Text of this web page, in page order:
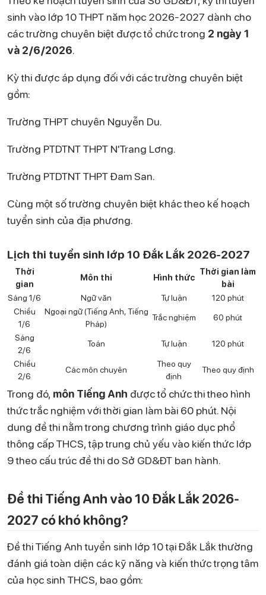
sinh vào lớp 10 THPT năm học 2026-2027 dành cho
các trường chuyên biệt được tổ chức trong 2 ngày 1
và 2/6/2026.
Kỳ thi được áp dụng đối với các trường chuyên biệt
gồm:
Trường THPT chuyên Nguyễn Du.
Trường PTDTNT THPT N'Trang Lơng.
Trường PTDTNT THPT Đam San.
Cùng một số trường chuyên biệt khác theo kế hoạch
tuyển sinh của địa phương.
Lịch thi tuyển sinh lớp 10 Đắk Lắk 2026-2027
Thời
gian
Môn thi Hình thức
Thời gian làm
bài
Sáng 1/6
Ngữ văn Tự luận
120 phút
Chiều
1/6
Ngoại ngữ (Tiếng Anh, Tiếng
Pháp)
Trắc nghiệm
60 phút
Sáng
2/6
Toán Tự luận
120 phút
Chiều
2/6
Các môn chuyên
Theo quy
định
Theo quy định
Trong đó, môn Tiếng Anh được tổ chức thi theo hình
thức trắc nghiệm với thời gian làm bài 60 phút. Nội
dung đề thi nằm trong chương trình giáo dục phổ
thông cấp THCS, tập trung chủ yếu vào kiến thức lớp
9 theo cấu trúc đề thi do Sở GD&ĐT ban hành.
Đề thi Tiếng Anh vào 10 Đắk Lắk 2026-
2027 có khó không?
Đề thi Tiếng Anh tuyển sinh lớp 10 tại Đắk Lắk thường
đánh giá toàn diện các kỹ năng và kiến thức trọng tâm
của học sinh THCS, bao gồm: